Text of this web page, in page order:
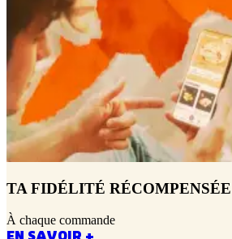
TA FIDÉLITÉ RÉCOMPENSÉE
À chaque commande